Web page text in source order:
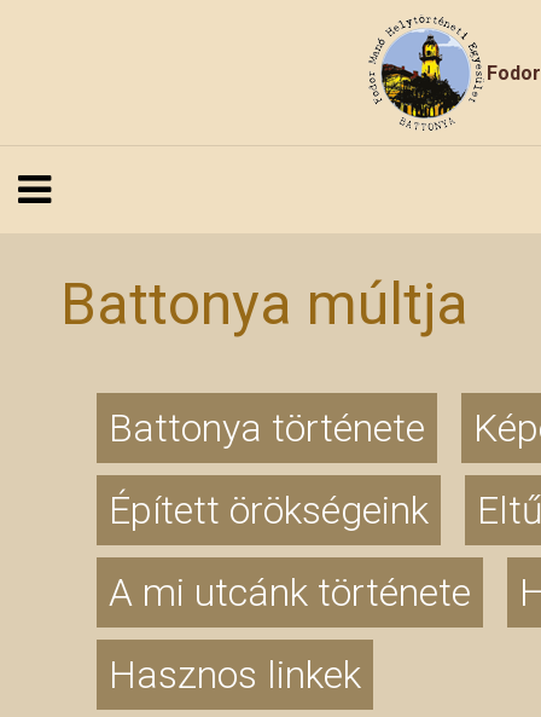
Battonya múltja
Battonya története
Épített örökségeink
A mi utcánk története
Hasznos linkek